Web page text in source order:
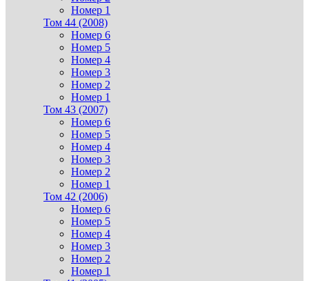
Номер 1
Том 44 (2008)
Номер 6
Номер 5
Номер 4
Номер 3
Номер 2
Номер 1
Том 43 (2007)
Номер 6
Номер 5
Номер 4
Номер 3
Номер 2
Номер 1
Том 42 (2006)
Номер 6
Номер 5
Номер 4
Номер 3
Номер 2
Номер 1